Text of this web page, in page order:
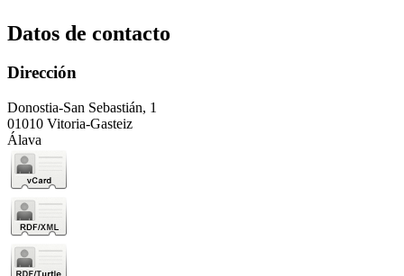
Datos de contacto
Dirección
Donostia-San Sebastián, 1
01010 Vitoria-Gasteiz
Álava